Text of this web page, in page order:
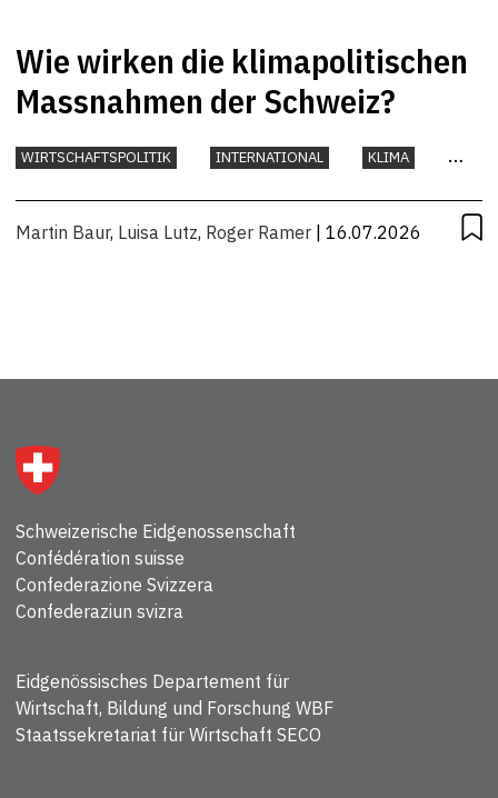
Wie wirken die klimapolitischen
Massnahmen der Schweiz?
WIRTSCHAFTSPOLITIK INTERNATIONAL
KLIMA
Martin Baur, Luisa Lutz, Roger Ramer | 16.07.2026
Schweizerische Eidgenossenschaft
Confédération suisse
Confederazione Svizzera
Confederaziun svizra
Eidgenössisches Departement für
Wirtschaft, Bildung und Forschung WBF
Staatssekretariat für Wirtschaft SECO